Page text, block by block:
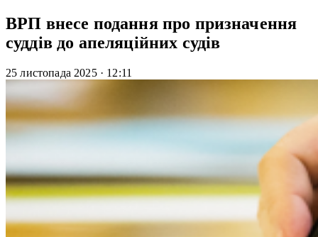
ВРП внесе подання про призначення
суддів до апеляційних судів
25 листопада 2025 · 12:11